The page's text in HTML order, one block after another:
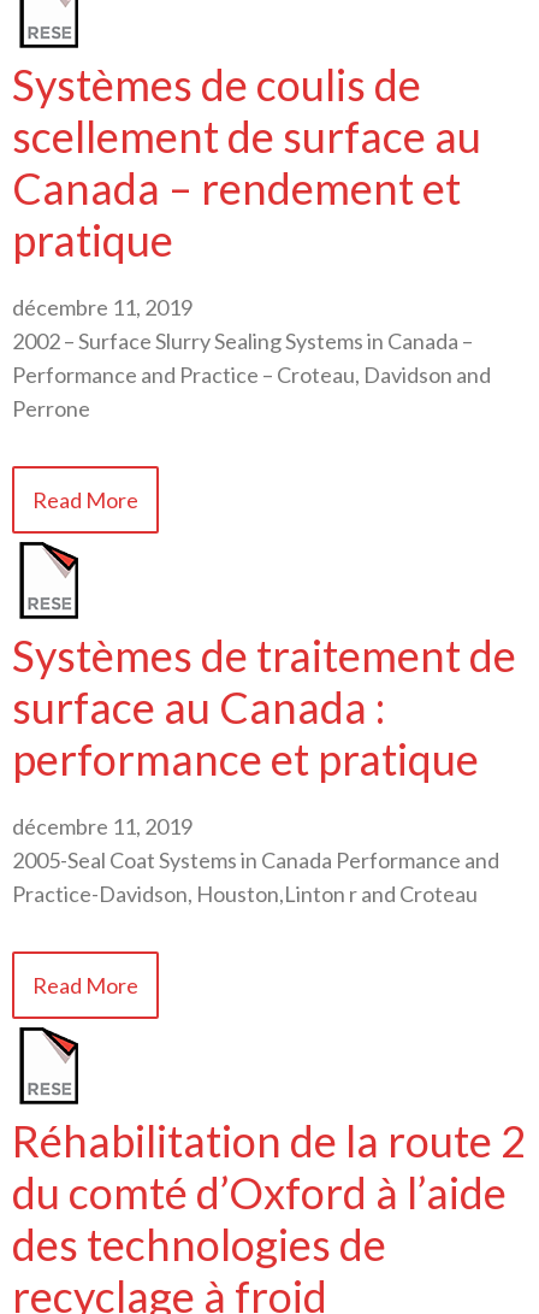
Systèmes de coulis de
scellement de surface au
Canada – rendement et
pratique
décembre 11, 2019
2002 – Surface Slurry Sealing Systems in Canada –
Performance and Practice – Croteau, Davidson and
Perrone
Read More
Systèmes de traitement de
surface au Canada :
performance et pratique
décembre 11, 2019
2005-Seal Coat Systems in Canada Performance and
Practice-Davidson, Houston,Linton r and Croteau
Read More
Réhabilitation de la route 2
du comté d’Oxford à l’aide
des technologies de
recyclage à froid